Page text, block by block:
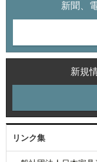
新聞、
新規
リンク集